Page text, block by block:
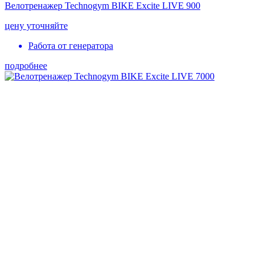
Велотренажер Technogym BIKE Excite LIVE 900
цену уточняйте
Работа от генератора
подробнее